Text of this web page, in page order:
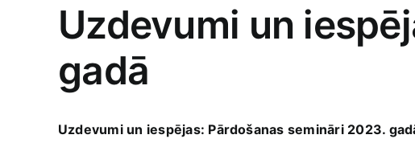
Image
Uzdevumi un
gadā
Uzdevumi un iespējas: Pārdošanas semināri 2023.